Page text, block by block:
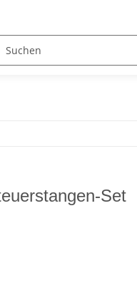
Zubehör
Set